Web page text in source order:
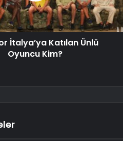
İtalya’ya Katılan Ünlü
Oyuncu Kim?